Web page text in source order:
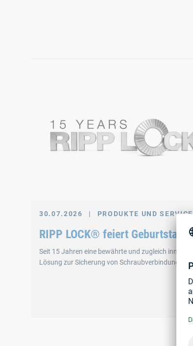
30.07.2026 | PRODUKTE UND
RIPP LOCK® feiert Geburtstag
Seit 15 Jahren eine bewährte und zugleich
Lösung zur Sicherung von Schraubverbindungen.